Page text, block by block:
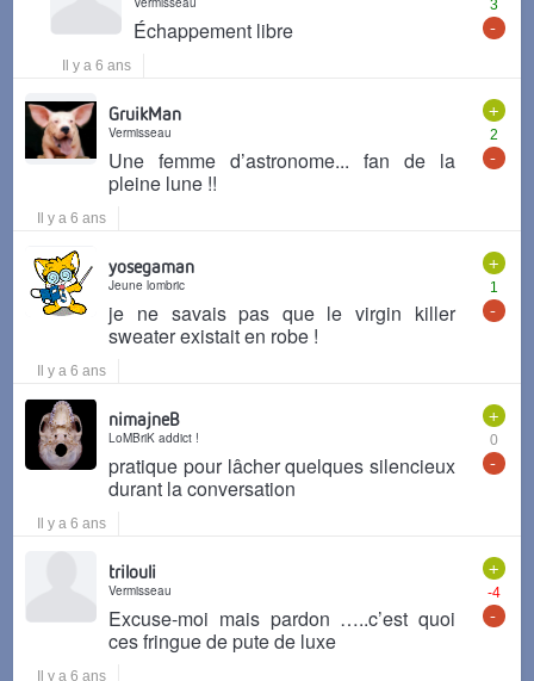
3
-
Échappement libre
Il y a 6 ans
+
2
-
GruikMan
Vermisseau
Une femme d’astronome... fan de la
pleine lune !!
Il y a 6 ans
+
1
-
yosegaman
Jeune lombric
je ne savais pas que le virgin killer
sweater existait en robe !
Il y a 6 ans
+
0
-
nimajneB
LoMBriK addict !
pratique pour lâcher quelques silencieux
durant la conversation
Il y a 6 ans
+
-4
-
trilouli
Vermisseau
Excuse-moi mais pardon …..c’est quoi
ces fringue de pute de luxe
Il y a 6 ans